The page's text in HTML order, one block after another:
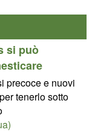
si può
precoce e nuovi
tenerlo sotto